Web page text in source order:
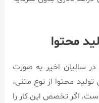
محتوا
در سالیان اخیر به صورت
تولید محتوا از نوع متنی،
اگر تخصص این کار را